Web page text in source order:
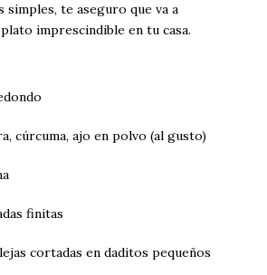
simples, te aseguro que va a
imprescindible en tu casa.
cúrcuma, ajo en polvo (al gusto)
finitas
cortadas en daditos pequeños